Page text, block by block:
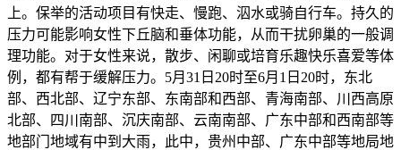
上。保举的活动项目有快走、慢跑、泅水或骑自行车。持久的
压力可能影响女性下丘脑和垂体功能，从而干扰卵巢的一般调
理功能。对于女性来说，散步、闲聊或培育乐趣快乐喜爱等体
例，都有帮于缓解压力。5月31日20时至6月1日20时，东北
部、西北部、辽宁东部、东南部和西部、青海南部、川西高原
北部、四川南部、沉庆南部、云南南部、广东中部和西南部等
地部门地域有中到大雨，此中，贵州中部、广东中部等地局地